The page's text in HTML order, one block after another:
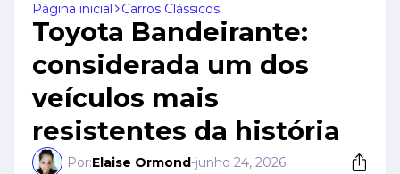
Página inicial Carros Clássicos
Toyota Bandeirante:
considerada um dos
veículos mais
resistentes da história
Por:Elaise Ormond-junho 24, 2026